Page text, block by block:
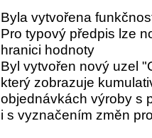
Byla vytvořena
Pro typový předpis lze
hranici hodnoty
Byl vytvořen nový uzel
který zobrazuje
objednávkách výroby s
i s vyznačením změn